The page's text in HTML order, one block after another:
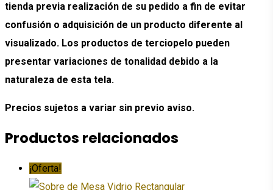
tienda previa realización de su pedido a fin de evitar
confusión o adquisición de un producto diferente al
visualizado. Los productos de terciopelo pueden
presentar variaciones de tonalidad debido a la
naturaleza de esta tela.
Precios sujetos a variar sin previo aviso.
Productos relacionados
¡Oferta!